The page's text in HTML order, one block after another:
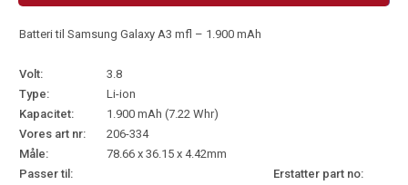
Batteri til Samsung Galaxy A3 mfl – 1.900 mAh
Volt:
3.8
Type:
Li-ion
Kapacitet:
1.900 mAh (7.22 Whr)
Vores art nr:
206-334
Måle:
78.66 x 36.15 x 4.42mm
Passer til:
Erstatter part no: